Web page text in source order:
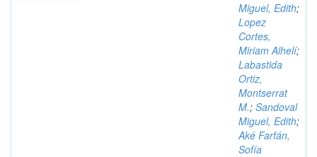
Miguel, Edith;
Lopez
Cortes,
Miriam Alhelí;
Labastida
Ortiz,
Montserrat
M.; Sandoval
Miguel, Edith;
Aké Farfán,
Sofía